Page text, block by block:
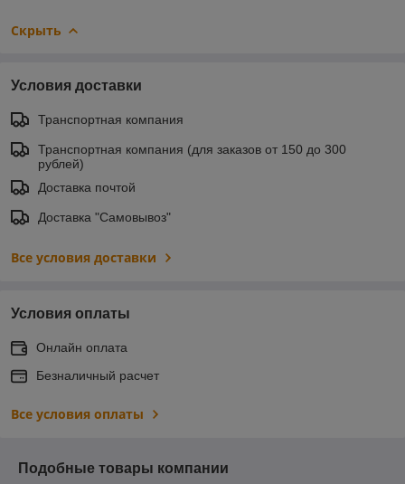
Скрыть
Условия доставки
Транспортная компания
Транспортная компания (для заказов от 150 до 300
рублей)
Доставка почтой
Доставка "Самовывоз"
Все условия доставки
Условия оплаты
Онлайн оплата
Безналичный расчет
Все условия оплаты
Подобные товары компании